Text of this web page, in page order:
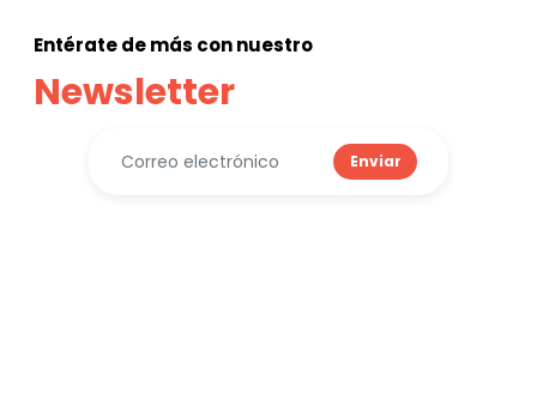
Entérate de más con nuestro
Newsletter
Enviar